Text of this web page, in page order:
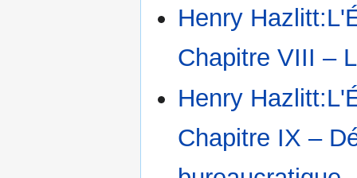
Henry
Chapitre VIII –
Henry
Chapitre IX –